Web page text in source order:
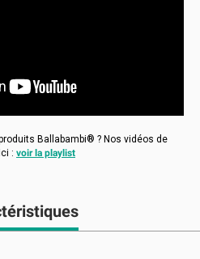
Ballabambi® ? Nos vidéos de
: voir la playlist